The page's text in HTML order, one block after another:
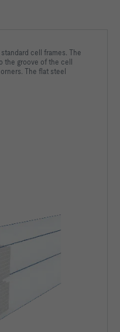
cell frames. The
the groove of the cell
The flat steel